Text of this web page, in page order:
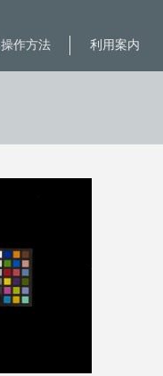
利用案内
操作方法